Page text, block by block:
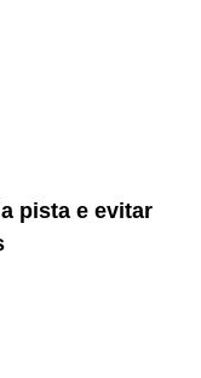
pista e evitar